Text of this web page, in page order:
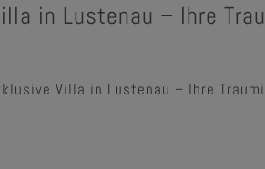
in Lustenau – Ihre